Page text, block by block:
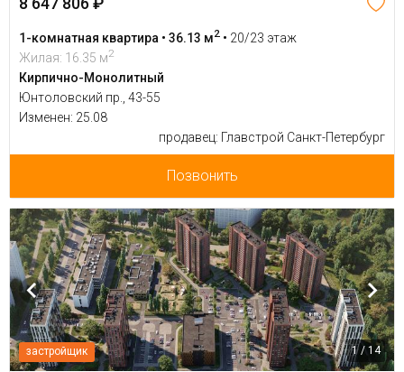
1-комнатная квартира • 36.13 м2 • 20/23 этаж
Жилая: 16.35 м2
Кирпично-Монолитный
Юнтоловский пр., 43-55
Изменен: 25.08
продавец: Главстрой Санкт-Петербург
Позвонить
застройщик 1 / 14